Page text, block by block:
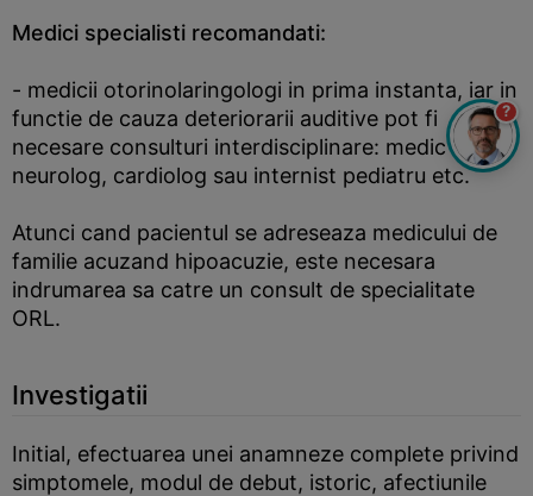
Medici specialisti recomandati:
- medicii otorinolaringologi in prima instanta, iar in
functie de cauza deteriorarii auditive pot fi
necesare consulturi interdisciplinare: medic
neurolog, cardiolog sau internist pediatru etc.
Atunci cand pacientul se adreseaza medicului de
familie acuzand hipoacuzie, este necesara
indrumarea sa catre un consult de specialitate
ORL.
Investigatii
Initial, efectuarea unei anamneze complete privind
simptomele, modul de debut, istoric, afectiunile
?